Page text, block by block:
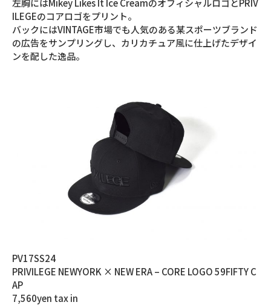
左胸にはMikey Likes It Ice CreamのオフィシャルロゴとPRIV
ILEGEのコアロゴをプリント。
バックにはVINTAGE市場でも人気のある某スポーツブランド
の広告をサンプリングし、カリカチュア風に仕上げたデザイ
ンを配した逸品。
PV17SS24
PRIVILEGE NEWYORK × NEW ERA – CORE LOGO 59FIFTY C
AP
7,560yen tax in